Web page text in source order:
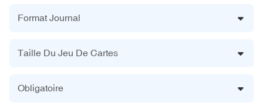
Format Journal
Taille Du Jeu De Cartes
Obligatoire